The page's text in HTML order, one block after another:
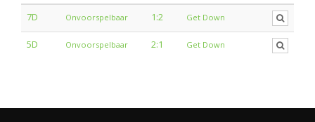
7D
Onvoorspelbaar 1:2 Get Down
5D Onvoorspelbaar 2:1 Get Down